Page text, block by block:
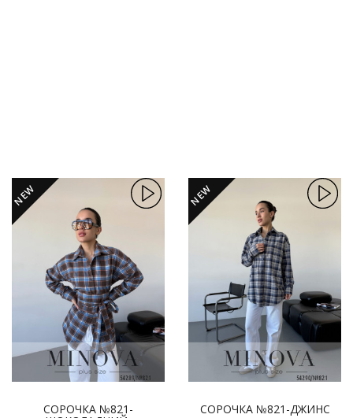
NEW
СОРОЧКА №821-
NEW
СОРОЧКА №821-ДЖИНС